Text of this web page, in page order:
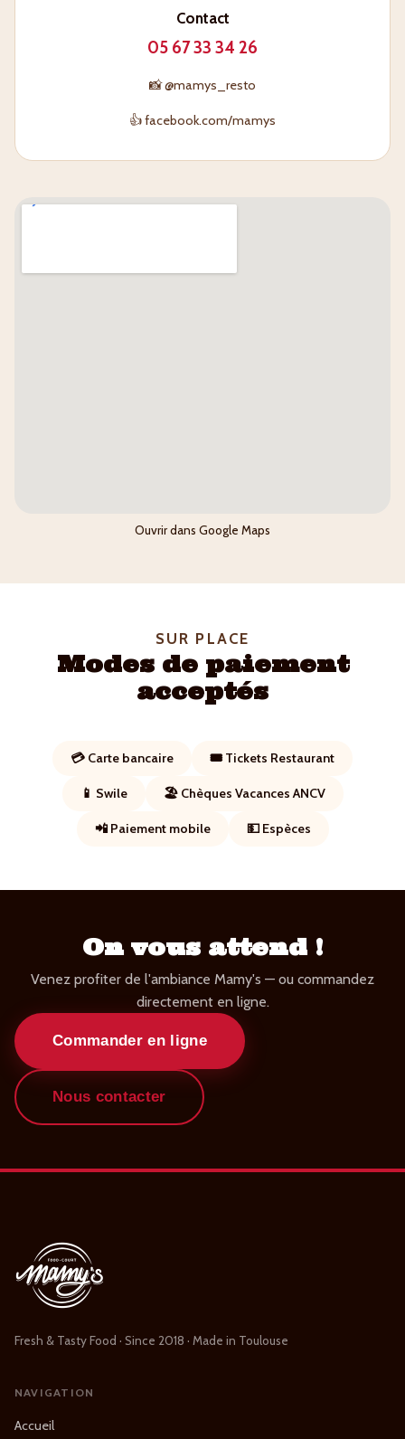
Contact
05 67 33 34 26
📸 @mamys_resto
👍 facebook.com/mamys
Ouvrir dans Google Maps
SUR PLACE
Modes de paiement
acceptés
💳 Carte bancaire 🎟️ Tickets Restaurant
📱 Swile 🏖️ Chèques Vacances ANCV
📲 Paiement mobile 💵 Espèces
On vous attend !
Venez profiter de l'ambiance Mamy's — ou commandez
directement en ligne.
Commander en ligne
Nous contacter
Fresh & Tasty Food · Since 2018 · Made in Toulouse
NAVIGATION
Accueil